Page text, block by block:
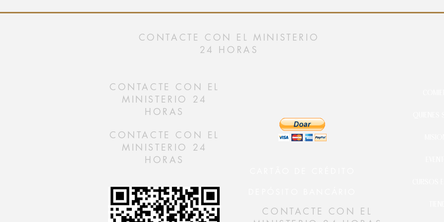
CONTACTE CON EL MINISTERIO
24 HORAS
CONTACTE CON EL
MINISTERIO 24
HORAS
CONTACTE CON EL
MINISTERIO 24
HORAS
CONTACTE CON EL